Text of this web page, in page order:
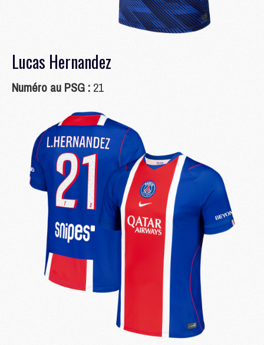
Lucas Hernandez
Numéro au PSG : 21